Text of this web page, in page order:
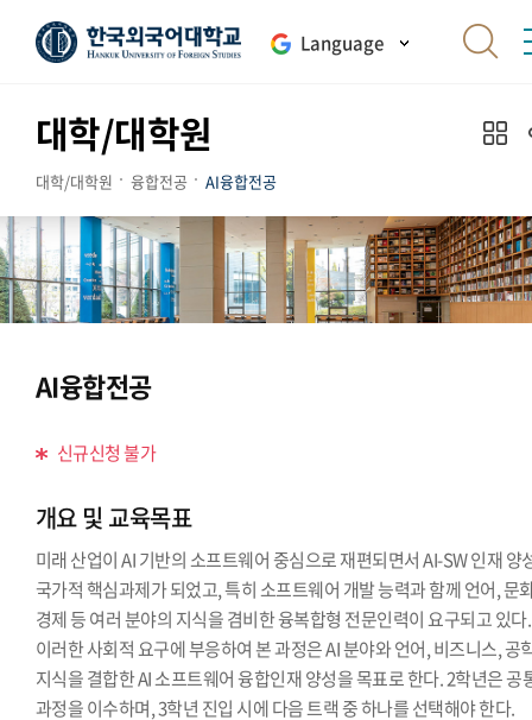
Language
대학/대학원
대학/대학원 융합전공 AI융합전공
AI융합전공
신규신청 불가
개요 및 교육목표
미래 산업이 AI 기반의 소프트웨어 중심으로 재편되면서 AI-SW 인재 양
국가적 핵심과제가 되었고, 특히 소프트웨어 개발 능력과 함께 언어, 문
경제 등 여러 분야의 지식을 겸비한 융복합형 전문인력이 요구되고 있다.
이러한 사회적 요구에 부응하여 본 과정은 AI 분야와 언어, 비즈니스, 공
지식을 결합한 AI 소프트웨어 융합인재 양성을 목표로 한다. 2학년은 공
과정을 이수하며, 3학년 진입 시에 다음 트랙 중 하나를 선택해야 한다.